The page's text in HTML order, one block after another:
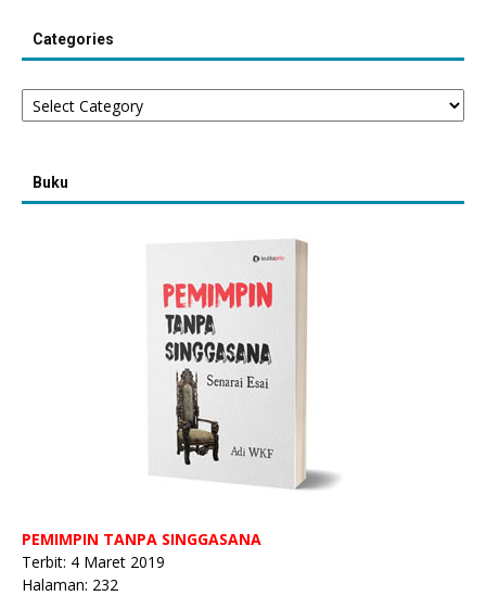
Categories
Categories
Buku
PEMIMPIN TANPA SINGGASANA
Terbit: 4 Maret 2019
Halaman: 232